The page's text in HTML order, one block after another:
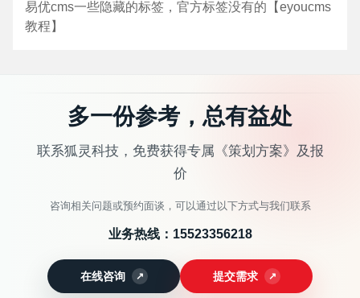
易优cms一些隐藏的标签，官方标签没有的【eyoucms
教程】
多一份参考，总有益处
联系狐灵科技，免费获得专属《策划方案》及报
价
咨询相关问题或预约面谈，可以通过以下方式与我们联系
业务热线： 15523356218
在线咨询 提交需求